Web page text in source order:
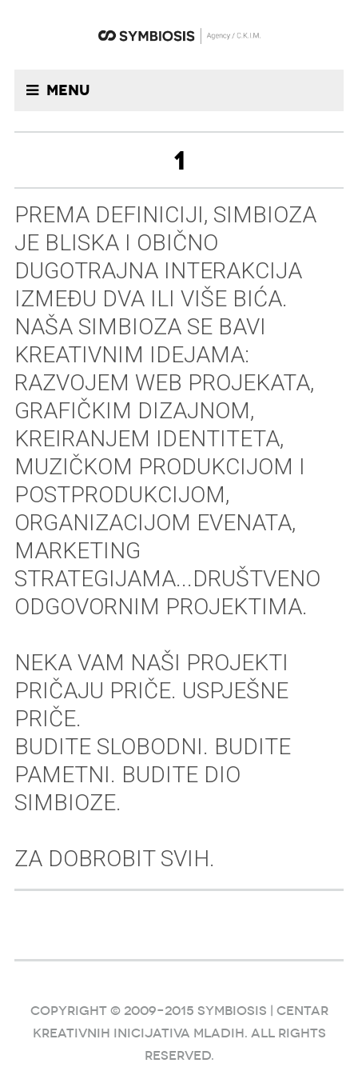
Menu
1
PREMA DEFINICIJI, SIMBIOZA
JE BLISKA I OBIČNO
DUGOTRAJNA INTERAKCIJA
IZMEĐU DVA ILI VIŠE BIĆA.
NAŠA SIMBIOZA SE BAVI
KREATIVNIM IDEJAMA:
RAZVOJEM WEB PROJEKATA,
GRAFIČKIM DIZAJNOM,
KREIRANJEM IDENTITETA,
MUZIČKOM PRODUKCIJOM I
POSTPRODUKCIJOM,
ORGANIZACIJOM EVENATA,
MARKETING
STRATEGIJAMA...DRUŠTVENO
ODGOVORNIM PROJEKTIMA.
NEKA VAM NAŠI PROJEKTI
PRIČAJU PRIČE. USPJEŠNE
PRIČE.
BUDITE SLOBODNI. BUDITE
PAMETNI. BUDITE DIO
SIMBIOZE.
ZA DOBROBIT SVIH.
COPYRIGHT © 2009–2015 SYMBIOSIS | Centar
kreativnih inicijativa mladih. ALL RIGHTS
RESERVED.